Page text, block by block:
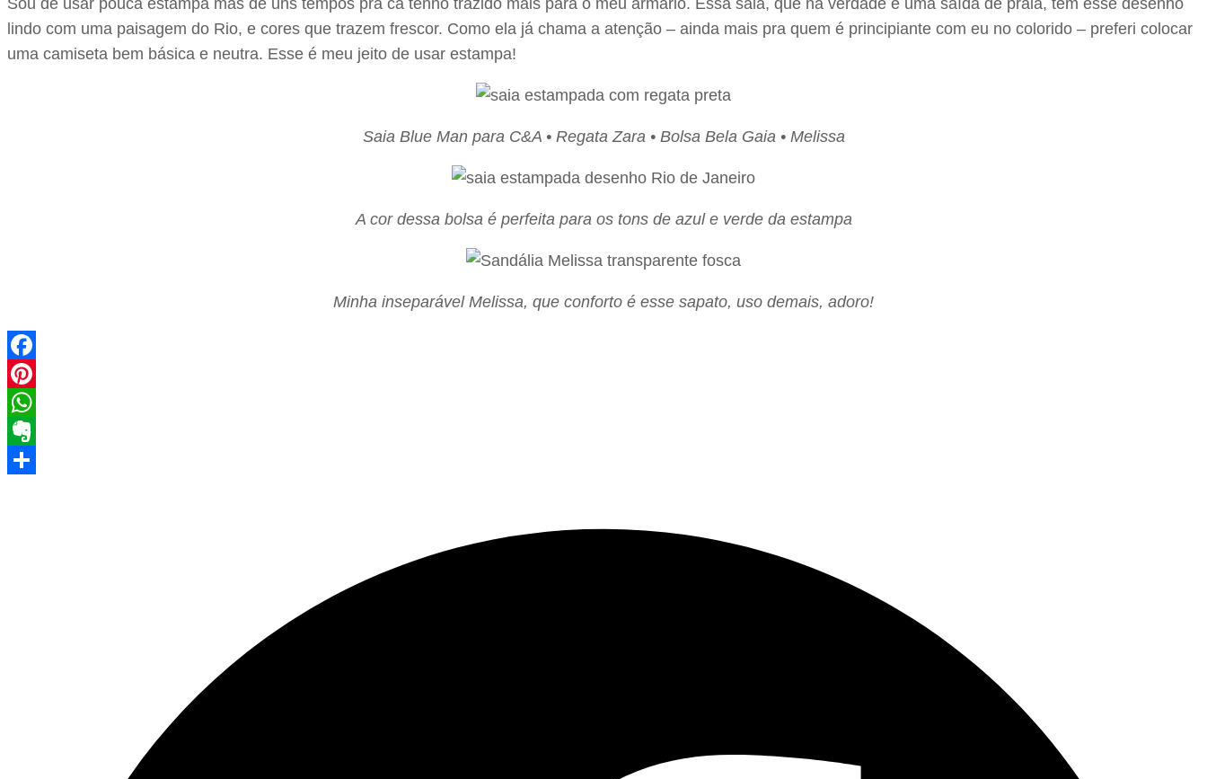
lindo com uma paisagem do Rio, e cores que trazem frescor. Como ela já chama a atenção – ainda mais pra quem é principiante com eu no colorido – preferi colocar
uma camiseta bem básica e neutra. Esse é meu jeito de usar estampa!
Saia Blue Man para C&A • Regata Zara • Bolsa Bela Gaia • Melissa
A cor dessa bolsa é perfeita para os tons de azul e verde da estampa
Minha inseparável Melissa, que conforto é esse sapato, uso demais, adoro!
Facebook
Pinterest
WhatsApp
Evernote